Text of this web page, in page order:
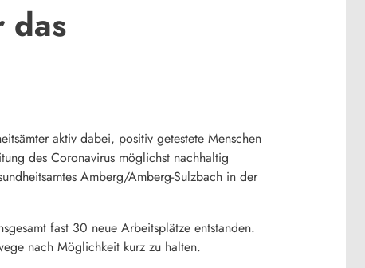
das
aktiv dabei, positiv getestete Menschen
des Coronavirus möglichst nachhaltig
Amberg/Amberg-Sulzbach in der
fast 30 neue Arbeitsplätze entstanden.
nach Möglichkeit kurz zu halten.